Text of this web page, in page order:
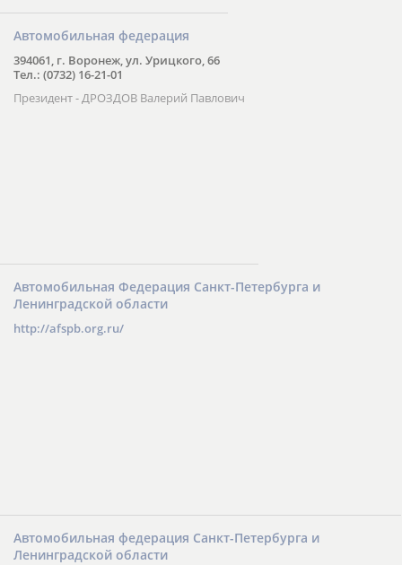
Автомобильная федерация
394061, г. Воронеж, ул. Урицкого, 66
Тел.: (0732) 16-21-01
Президент - ДРОЗДОВ Валерий Павлович
Автомобильная Федерация Санкт-Петербурга и
Ленинградской области
http://afspb.org.ru/
Автомобильная федерация Санкт-Петербурга и
Ленинградской области